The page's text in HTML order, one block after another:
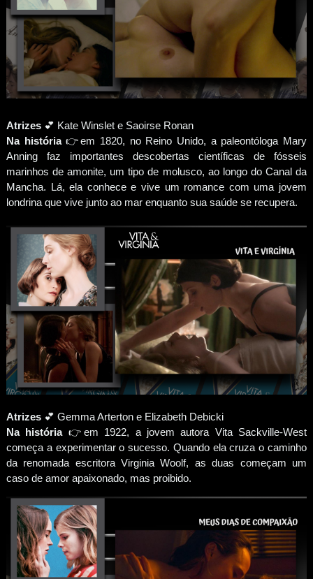
Atrizes 💕 Kate Winslet e Saoirse Ronan
Na história👉em 1820, no Reino Unido, a paleontóloga Mary
Anning faz importantes descobertas científicas de fósseis
marinhos de amonite, um tipo de molusco, ao longo do Canal da
Mancha. Lá, ela conhece e vive um romance com uma jovem
londrina que vive junto ao mar enquanto sua saúde se recupera.
Atrizes 💕 Gemma Arterton e Elizabeth Debicki
Na história👉em 1922, a jovem autora Vita Sackville-West
começa a experimentar o sucesso. Quando ela cruza o caminho
da renomada escritora Virginia Woolf, as duas começam um
caso de amor apaixonado, mas proibido.